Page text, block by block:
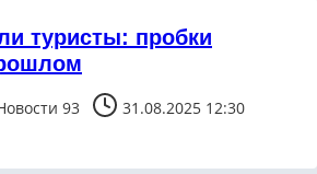
туристы: пробки
93 31.08.2025 12:30